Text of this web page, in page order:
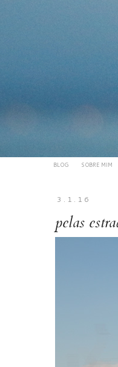
BLOG SOBRE MIM
3.1.16
pelas